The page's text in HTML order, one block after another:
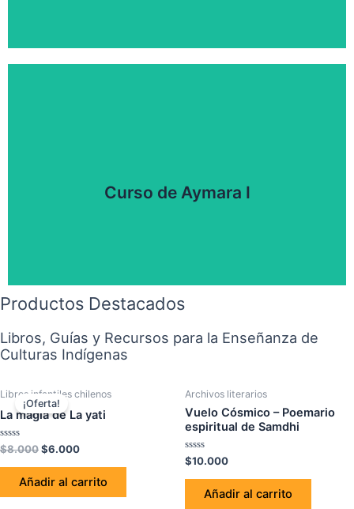
Curso de Aymara I
hasta los tiempos actuales y su preservación en el
Productos Destacados
Libros, Guías y Recursos para la Enseñanza de
Culturas Indígenas
¡Oferta!
Libros infantiles chilenos
La magia de La yati
Valorado
con
0
$8.000
precio
original
$6.000
precio
actual
es:
Añadir al carrito
Archivos literarios
Vuelo Cósmico – Poemario
espiritual de Samdhi
Valorado
con
0
$10.000
Añadir al carrito